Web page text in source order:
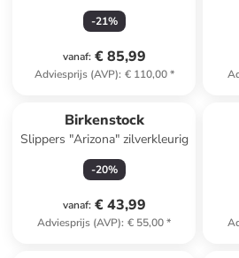
-21%
vanaf: € 85,99
Adviesprijs (AVP): € 110,00*
Birkenstock
Slippers "Arizona" zilverkleurig
-20%
vanaf: € 43,99
Adviesprijs (AVP): € 55,00*